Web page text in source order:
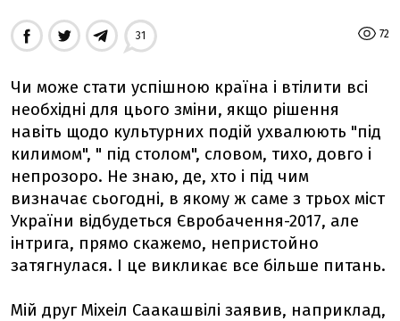
72
31
Чи може стати успішною країна і втілити всі
необхідні для цього зміни, якщо рішення
навіть щодо культурних подій ухвалюють "під
килимом", " під столом", словом, тихо, довго і
непрозоро. Не знаю, де, хто і під чим
визначає сьогодні, в якому ж саме з трьох міст
України відбудеться Євробачення-2017, але
інтрига, прямо скажемо, непристойно
затягнулася. І це викликає все більше питань.
Мій друг Міхеіл Саакашвілі заявив, наприклад,